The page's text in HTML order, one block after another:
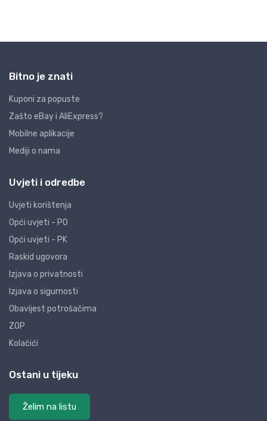
Bitno je znati
Kuponi za popuste
Zašto eBay i AliExpress?
Mobilne aplikacije
Mediji o nama
Uvjeti i odredbe
Uvjeti korištenja
Opći uvjeti - PO
Opći uvjeti - PK
Raskid ugovora
Izjava o privatnosti
Izjava o sigurnosti
Obavijest potrošačima
ZOP
Kolačići
Ostani u tijeku
Želim na listu